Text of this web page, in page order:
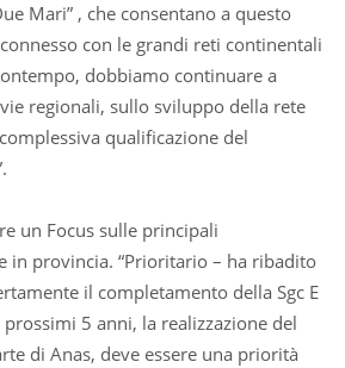
Mari” , che consentano a questo
con le grandi reti continentali
dobbiamo continuare a
regionali, sullo sviluppo della rete
qualificazione del
un Focus sulle principali
in provincia. “Prioritario – ha ribadito
il completamento della Sgc E
prossimi 5 anni, la realizzazione del
di Anas, deve essere una priorità